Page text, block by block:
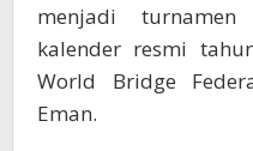
menjadi
kalender resmi
World Bridge
Eman.